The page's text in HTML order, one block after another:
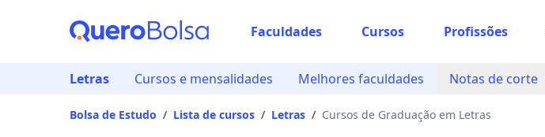
Faculdades Cursos Profissões
Letras Cursos e mensalidades Melhores faculdades Notas de corte
Bolsa de Estudo / Lista de cursos / Letras / Cursos de Graduação em Letras